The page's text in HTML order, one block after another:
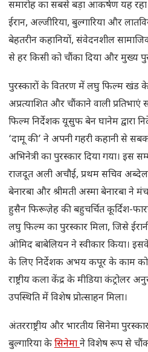
समारोह का सबसे बड़ा आकर्षण यह रहा
ईरान, अल्जीरिया, बुल्गारिया और
बेहतरीन कहानियों, संवेदनशील
से हर किसी को चौंका दिया और मुख्य
पुरस्कारों के वितरण में लघु फिल्म खंड के
अप्रत्याशित और चौंकाने वाली
फिल्म निर्देशक यूसुफ बेन घानेम द्वारा
‘दामू की’ ने अपनी गहरी कहानी से
अभिनेत्री का पुरस्कार दिया गया। इस
राजदूत अली अचौई, प्रथम सचिव
बेनारबा और श्रीमती अस्मा बेनारबा ने
हुसैन फिरूज़ेह की बहुचर्चित कूर्दिश-
लघु फिल्म का पुरस्कार मिला, जिसे
ओमिद बाबेलियन ने स्वीकार किया। इसके
के लिए निर्देशक अभय कपूर के काम को
राष्ट्रीय कला केंद्र के मीडिया कंट्रोलर
उपस्थिति में विशेष प्रोत्साहन मिला।
अंतरराष्ट्रीय और भारतीय सिनेमा
बुल्गारिया केसिनेमाने विशेष रूप से